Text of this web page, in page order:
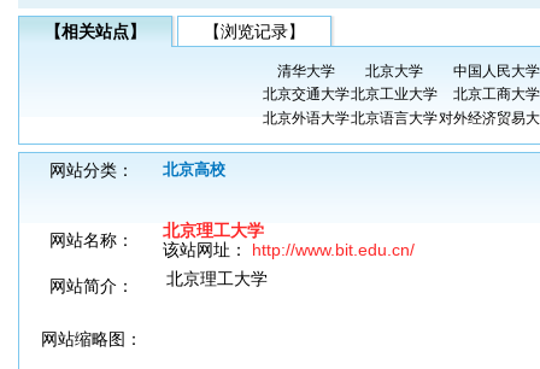
【相关站点】 【浏览记录】
清华大学 北京大学
中国人民大学
北京交通大学北京工业大学
北京工商大学
北京外语大学北京语言大学对外经济贸易
网站分类： 北京高校
网站名称：
北京理工大学
该站网址： http://www.bit.edu.cn/
网站简介：
北京理工大学
网站缩略图：